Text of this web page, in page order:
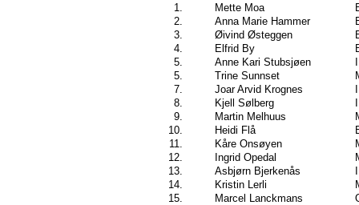
1.
Mette Moa
2.
Anna Marie Hammer
3.
Øivind Østeggen
4.
Elfrid By
5.
Anne Kari Stubsjøen
5.
Trine Sunnset
7.
Joar Arvid Krognes
8.
Kjell Sølberg
9.
Martin Melhuus
10.
Heidi Flå
11.
Kåre Onsøyen
12.
Ingrid Opedal
13.
Asbjørn Bjerkenås
14.
Kristin Lerli
15.
Marcel Lanckmans